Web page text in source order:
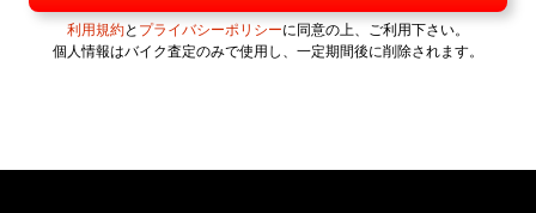
利用規約と プライバシーポリシーに同意の上、ご利用下さい。
個人情報はバイク査定のみで使用し、一定期間後に削除されます。